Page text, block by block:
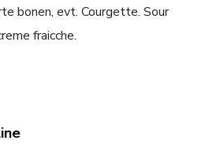
bonen, evt. Courgette. Sour
fraicche.
says: